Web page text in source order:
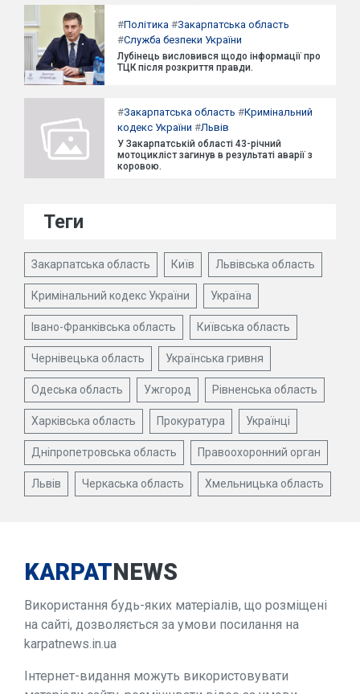
#Політика #Закарпатська область
#Служба безпеки України
Лубінець висловився щодо інформації про
ТЦК після розкриття правди.
#Закарпатська область #Кримінальний
кодекс України #Львів
У Закарпатській області 43-річний
мотоцикліст загинув в результаті аварії з
коровою.
Теги
Закарпатська область Київ Львівська область
Кримінальний кодекс України Україна
Івано-Франківська область Київська область
Чернівецька область Українська гривня
Одеська область Ужгород Рівненська область
Харківська область Прокуратура Українці
Дніпропетровська область Правоохоронний орган
Львів Черкаська область Хмельницька область
KARPATNEWS
Використання будь-яких матеріалів, що розміщені
на сайті, дозволяється за умови посилання на
karpatnews.in.ua
Інтернет-видання можуть використовувати